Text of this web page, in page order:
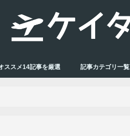
ススメ14記事を厳選 記事カテゴリ一覧